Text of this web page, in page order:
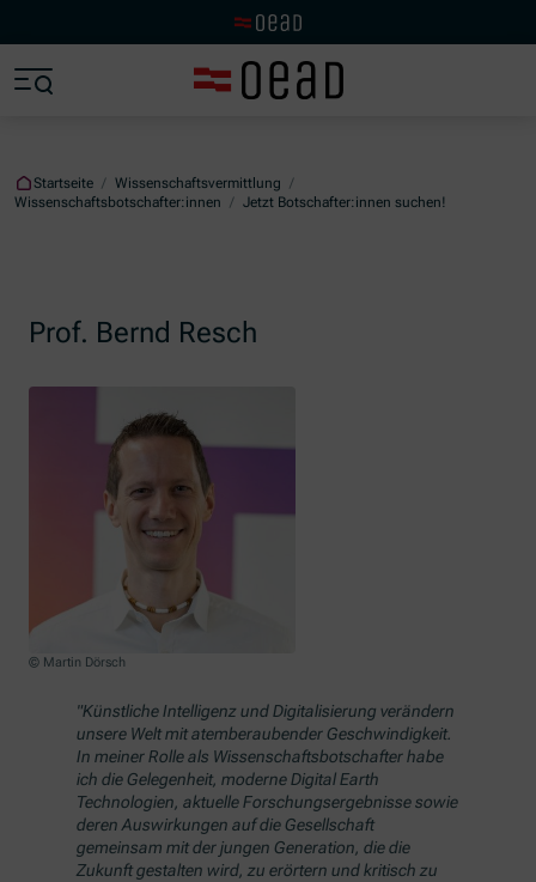
Startseite / Wissenschaftsvermittlung /
Wissenschaftsbotschafter:innen / Jetzt Botschafter:innen suchen!
Prof. Bernd Resch
© Martin Dörsch
"Künstliche Intelligenz und Digitalisierung verändern
unsere Welt mit atemberaubender Geschwindigkeit.
In meiner Rolle als Wissenschaftsbotschafter habe
ich die Gelegenheit, moderne Digital Earth
Technologien, aktuelle Forschungsergebnisse sowie
deren Auswirkungen auf die Gesellschaft
gemeinsam mit der jungen Generation, die die
Zukunft gestalten wird, zu erörtern und kritisch zu